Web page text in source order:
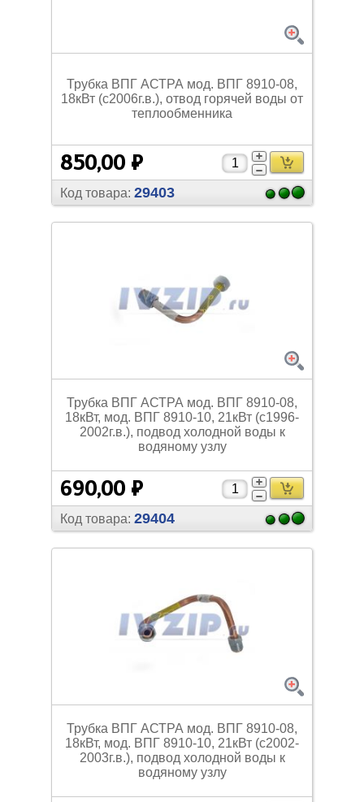
Трубка ВПГ АСТРА мод. ВПГ 8910-08,
18кВт (с2006г.в.), отвод горячей воды от
теплообменника
850,00 ₽
Код товара: 29403
Трубка ВПГ АСТРА мод. ВПГ 8910-08,
18кВт, мод. ВПГ 8910-10, 21кВт (с1996-
2002г.в.), подвод холодной воды к
водяному узлу
690,00 ₽
Код товара: 29404
Трубка ВПГ АСТРА мод. ВПГ 8910-08,
18кВт, мод. ВПГ 8910-10, 21кВт (с2002-
2003г.в.), подвод холодной воды к
водяному узлу